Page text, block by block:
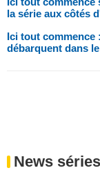
la série aux côtés
Ici tout commence
débarquent dans
News séries